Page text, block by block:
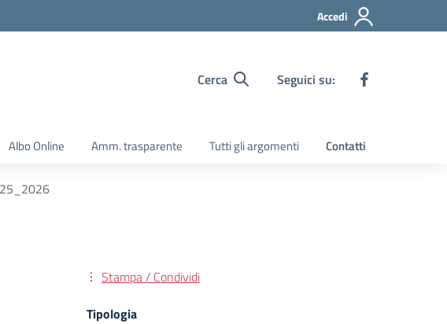
Accedi
Cerca Seguici su:
Albo Online Amm. trasparente Tutti gli argomenti Contatti
Stampa / Condividi
Tipologia